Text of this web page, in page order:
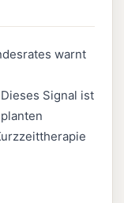
warnt
Signal ist